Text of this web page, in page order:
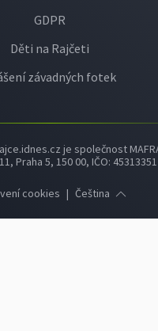
GDPR
Děti na Rajčeti
závadných fotek
je společnost
Praha 5, 150 00, IČO: 45313351
cookies | Čeština